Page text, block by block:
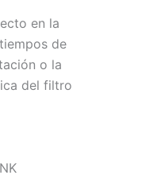
en la
de
o la
del filtro